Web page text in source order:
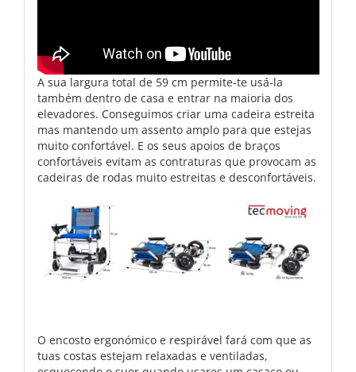
A sua largura total de 59 cm permite-te usá-la
também dentro de casa e entrar na maioria dos
elevadores. Conseguimos criar uma cadeira estreita
mas mantendo um assento amplo para que estejas
muito confortável. E os seus apoios de braços
confortáveis evitam as contraturas que provocam as
cadeiras de rodas muito estreitas e desconfortáveis.
O encosto ergonómico e respirável fará com que as
tuas costas estejam relaxadas e ventiladas,